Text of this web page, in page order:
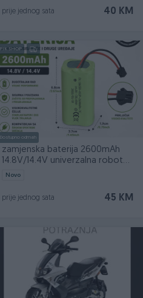
40 KM
prije jednog sata
PIK SHOP
Dostupno odmah
zamjenska baterija 2600mAh
14.8V/14.4V univerzalna robot
romba
Novo
45 KM
prije jednog sata